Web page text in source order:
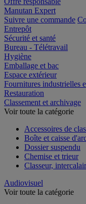
Manutan Expert
Suivre une commande
Entrepôt
Sécurité et santé
Bureau - Télétravail
Hygiène
Emballage et bac
Espace extérieur
Fournitures industrielles
Restauration
Classement et archivage
Voir toute la catégorie
Accessoires de
Boîte et caisse
Dossier suspendu
Chemise et trieur
Classeur,
Audiovisuel
Voir toute la catégorie